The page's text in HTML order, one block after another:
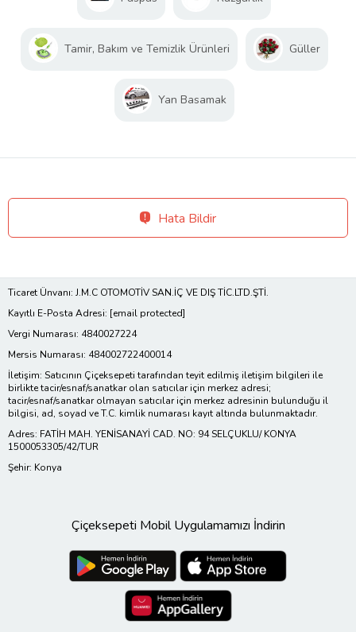
Tamir, Bakım ve Temizlik Ürünleri Güller
Yan Basamak
Hata Bildir
Ticaret Ünvanı: J.M.C OTOMOTİV SAN.İÇ VE DIŞ TİC.LTD.ŞTİ.
Kayıtlı E-Posta Adresi: [email protected]
Vergi Numarası: 4840027224
Mersis Numarası: 484002722400014
İletişim: Satıcının Çiçeksepeti tarafından teyit edilmiş iletişim bilgileri ile
birlikte tacir/esnaf/sanatkar olan satıcılar için merkez adresi;
tacir/esnaf/sanatkar olmayan satıcılar için merkez adresinin bulunduğu il
bilgisi, ad, soyad ve T.C. kimlik numarası kayıt altında bulunmaktadır.
Adres: FATİH MAH. YENİSANAYİ CAD. NO: 94 SELÇUKLU/ KONYA
1500053305/42/TUR
Şehir: Konya
Çiçeksepeti Mobil Uygulamamızı İndirin